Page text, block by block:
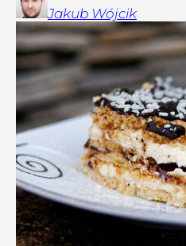
Jakub Wójcik